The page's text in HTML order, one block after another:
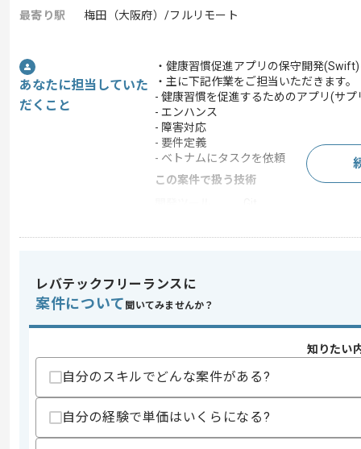
最寄り駅
梅田（大阪府）/フルリモート
あなたに担当していた
だくこと
・健康習慣促進アプリの保守開発
・主に下記作業をご担当いただきます。
- 健康習慣を促進するためのアプリ(サ
- エンハンス
- 障害対応
- 要件定義
- ベトナムにタスクを依頼
この案件で扱う技術
スキル
・Swiftを用いたアプリ開発経験
・REST API を利用したアプリ開発経験
歓迎スキル
・SwiftUIを用いた画面開発経験
・CombineまたはSwift Concurrencyを
・基本設計(画面仕様、REST API連携
・Firebase(Crashlytics、Analytics、
レバテックフリーランスに
案件について 聞いてみませんか？
知りたい
自分のスキルでどんな案件がある?
自分の経験で単価はいくらになる?